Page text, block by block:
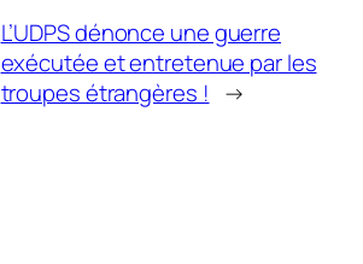
L’UDPS dénonce une guerre
exécutée et entretenue par les
troupes étrangères ! →